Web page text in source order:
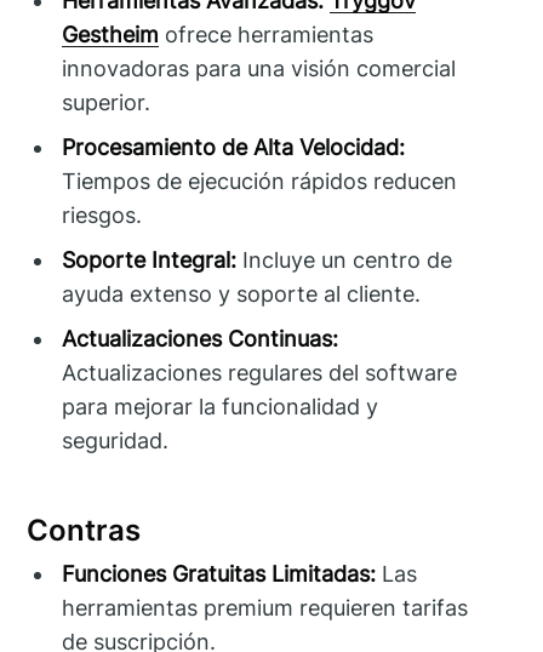
Gestheim ofrece herramientas
innovadoras para una visión comercial
superior.
Procesamiento de Alta Velocidad:
Tiempos de ejecución rápidos reducen
riesgos.
Soporte Integral: Incluye un centro de
ayuda extenso y soporte al cliente.
Actualizaciones Continuas:
Actualizaciones regulares del software
para mejorar la funcionalidad y
seguridad.
Contras
Funciones Gratuitas Limitadas: Las
herramientas premium requieren tarifas
de suscripción.